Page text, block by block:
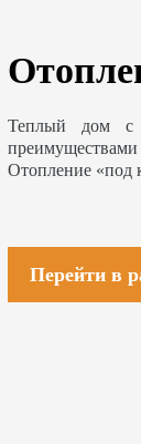
Теплый дом с
Отопление «под
Перейти в